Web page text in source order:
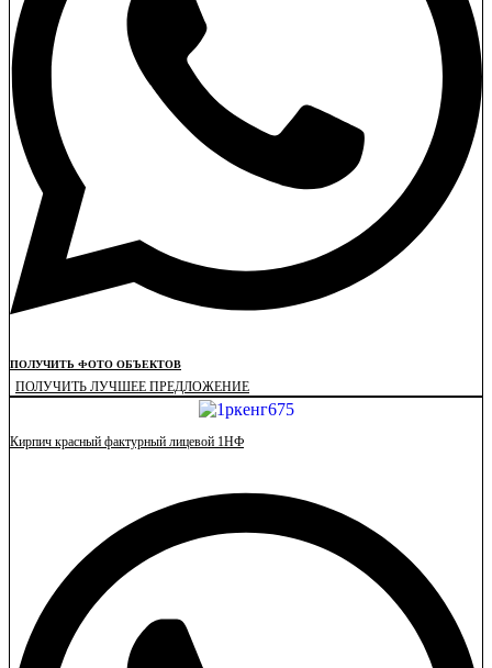
ПОЛУЧИТЬ ФОТО ОБЪЕКТОВ
ПОЛУЧИТЬ ЛУЧШЕЕ ПРЕДЛОЖЕНИЕ
Кирпич красный фактурный лицевой 1НФ